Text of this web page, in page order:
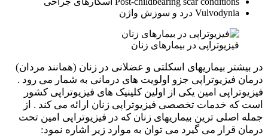
Vulvodynia درد و سوزش واژن
فیزیوتراپی در بیمارهای زنان
در بیشتر بیماریهای اسکلتی و عضلانی در زنان (همانند مردان)
درمان فیزیوتراپی جزو اولویت های درمانی به شمار می رود .
فیزیوتراپی امین یکی از اولین کلینیک های فیزیوتراپی کشور
است که خدمات تخصصی فیزیوتراپی زنان ارائه می کند . از
جمله اصلی ترین بیماریهای زنان که در فیزیوتراپی امین تحت
درمان قرار می گیرد می توان به موارد زیر اشاره نمود: